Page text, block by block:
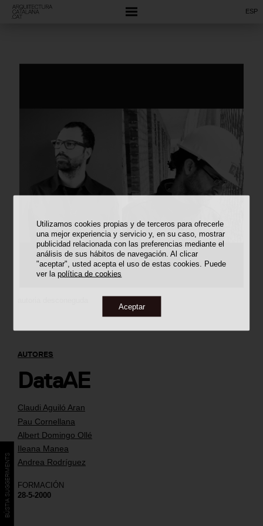
Utilizamos cookies propias y de terceros para ofrecerle
una mejor experiencia y servicio y, en su caso, mostrar
publicidad relacionada con las preferencias mediante el
análisis de sus hábitos de navegación. Al clicar
"aceptar", usted acepta el uso de estas cookies. Puede
ver lapolítica de cookies
Aceptar
ESP
Claudi Aguiló Aran
Pau Cornellana
Albert Domingo Ollé
Ileana Manea
Andrea Rodríguez
FORMACIÓN
28-5-2000
AUTORES
DataAE
BÚSTIA SUGGERIMENTS